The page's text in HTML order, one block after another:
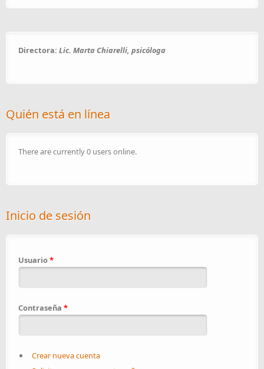
Directora: Lic. Marta Chiarelli, psicóloga
Quién está en línea
There are currently 0 users online.
Inicio de sesión
Usuario*
Contraseña *
Crear nueva cuenta